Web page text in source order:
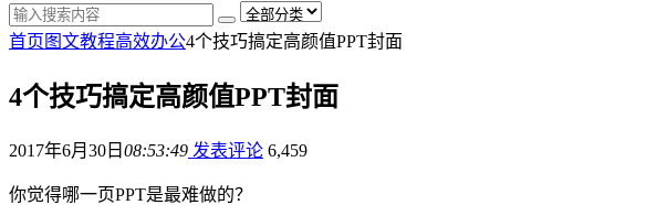
首页 图文教程高效办公4个技巧搞定高颜值PPT封面
4个技巧搞定高颜值PPT封面
2017年6月30日 08:53:49 发表评论 6,459
你觉得哪一页PPT是最难做的？